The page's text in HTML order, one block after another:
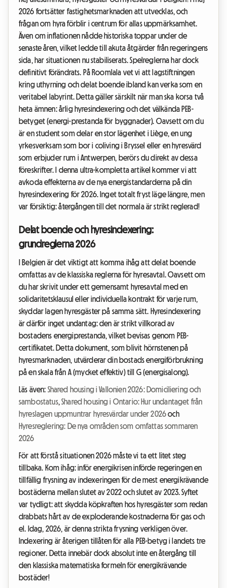
2026 fortsätter fastighetsmarknaden att utvecklas, och
frågan om hyra förblir i centrum för allas uppmärksamhet.
Även om inflationen nådde historiska toppar under de
senaste åren, vilket ledde till akuta åtgärder från regeringens
sida, har situationen nu stabiliserats. Spelreglerna har dock
definitivt förändrats. På Roomlala vet vi att lagstiftningen
kring uthyrning och delat boende ibland kan verka som en
veritabel labyrint. Detta gäller särskilt när man ska korsa två
heta ämnen: årlig hyresindexering och det välkända PEB-
betyget (energi-prestanda för byggnader). Oavsett om du
är en student som delar en stor lägenhet i Liège, en ung
yrkesverksam som bor i coliving i Bryssel eller en hyresvärd
som erbjuder rum i Antwerpen, berörs du direkt av dessa
föreskrifter. I denna ultra-kompletta artikel kommer vi att
avkoda effekterna av de nya energistandarderna på din
hyresindexering för 2026. Inget totalt fryst läge längre, men
var försiktig: återgången till det normala är strikt reglerad!
Delat boende och hyresindexering:
grundreglerna 2026
I Belgien är det viktigt att komma ihåg att delat boende
omfattas av de klassiska reglerna för hyresavtal. Oavsett om
du har skrivit under ett gemensamt hyresavtal med en
solidaritetsklausul eller individuella kontrakt för varje rum,
skyddar lagen hyresgäster på samma sätt. Hyresindexering
är därför inget undantag: den är strikt villkorad av
bostadens energiprestanda, vilket bevisas genom PEB-
certifikatet. Detta dokument, som blivit hörnstenen på
hyresmarknaden, utvärderar din bostads energiförbrukning
på en skala från A (mycket effektiv) till G (energisalong).
Läs även: Shared housing i Vallonien 2026: Domiciliering och
sambostatus,Shared housing i Ontario: Hur undantaget från
hyreslagen uppmuntrar hyresvärdar under 2026och
Hyresreglering: De nya områden som omfattas sommaren
2026
För att förstå situationen 2026 måste vi ta ett litet steg
tillbaka. Kom ihåg: inför energikrisen införde regeringen en
tillfällig frysning av indexeringen för de mest energikrävande
bostäderna mellan slutet av 2022 och slutet av 2023. Syftet
var tydligt: att skydda köpkraften hos hyresgäster som redan
drabbats hårt av de exploderande kostnaderna för gas och
el. Idag, 2026, är denna strikta frysning verkligen över.
Indexering är återigen tillåten för alla PEB-betyg i landets tre
regioner. Detta innebär dock absolut inte en återgång till
den klassiska matematiska formeln för energikrävande
bostäder!